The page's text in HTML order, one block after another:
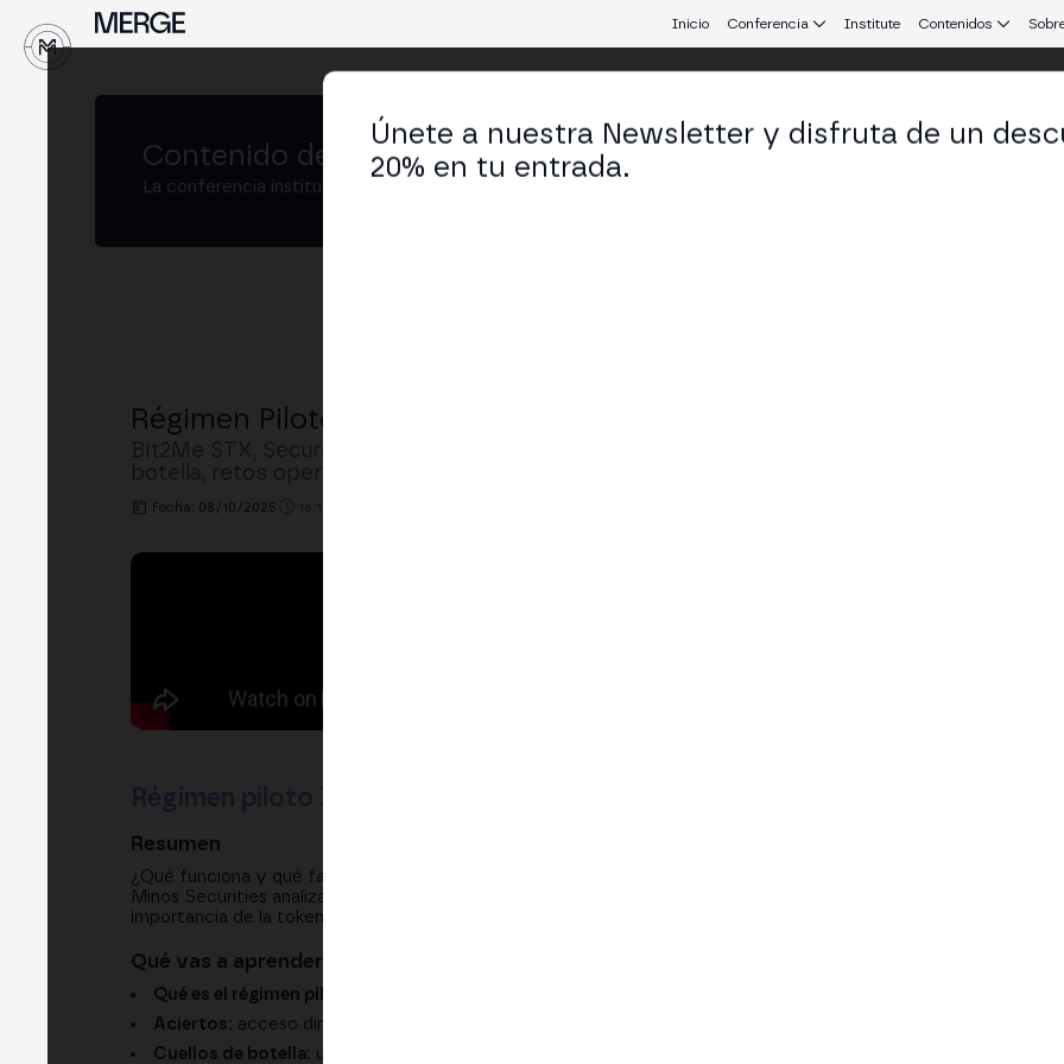
Inicio Conferencia Institute Contenidos
Contenido de MERGE Madrid 25
La conferencia institucional de cripto y Web3 que conecta Europa y Latinoamérica.
Régimen Piloto DLT: Tokenización Nativa y Mercados Secundarios
Fecha: 08/10/2025
Resumen
¿Qué funciona y qué falta en el régimen piloto DLT europeo? En este panel de MERGE Madrid, Bit2Me STX,
Minos Securities analizan los aciertos y cuellos de botella del régimen piloto, los retos operativos
importancia de la tokenización nativa frente a estructuras menos transparentes.
Qué vas a aprender
Qué es el régimen piloto DLT:
Aciertos: acceso directo de minoristas y nuevos métodos de liquidación
Cuellos de botella: umbrales económicos y scope de productos
Únete a nuestra Newsletter y disfruta de un
20% en tu entrada.